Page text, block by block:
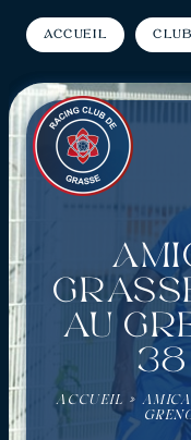
Accueil Club
au
ACCUEIL »